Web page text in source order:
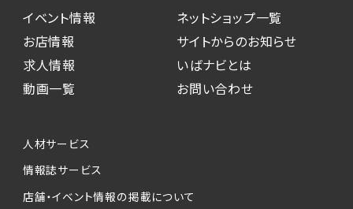
イベント情報
お店情報
求人情報
動画一覧
ネットショップ一覧
サイトからのお知らせ
いばナビとは
お問い合わせ
人材サービス
情報誌サービス
店舗・イベント情報の掲載について